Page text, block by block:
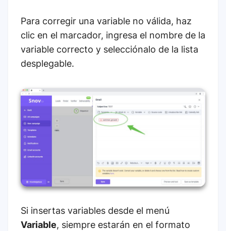
Para corregir una variable no válida, haz
clic en el marcador, ingresa el nombre de la
variable correcto y selecciónalo de la lista
desplegable.
Si insertas variables desde el menú
Variable, siempre estarán en el formato